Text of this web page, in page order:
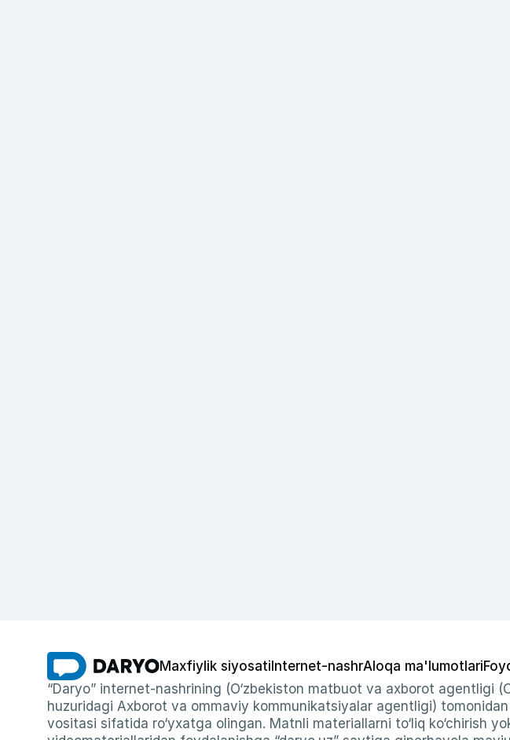
Maxfiylik siyosati Internet-nashrAloqa ma'lumotlari
“Daryo” internet-nashrining (O‘zbekiston matbuot va axborot agentligi
huzuridagi Axborot va ommaviy kommunikatsiyalar agentligi)
vositasi sifatida ro‘yxatga olingan. Matnli materiallarni to‘liq ko‘chirish